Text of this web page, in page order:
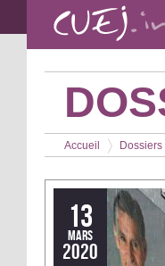
Aller au contenu principal
Vous êtes ici
Accueil
>
13
mars
2020